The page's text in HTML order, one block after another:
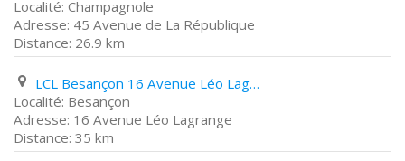
Champagnole
45 Avenue de La République
26.9 km
LCL Besançon 16 Avenue Léo Lagrange
Besançon
16 Avenue Léo Lagrange
35 km